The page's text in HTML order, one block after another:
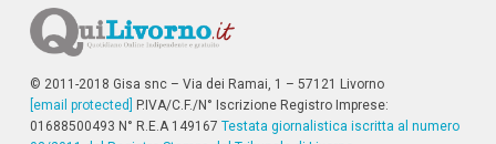
e
V
i
n
© 2011-2018 Gisa snc – Via dei Ramai, 1 – 57121 Livorno
[email protected]
P.IVA/C.F./N° Iscrizione Registro Imprese:
01688500493 N° R.E.A 149167 Testata giornalistica iscritta al numero